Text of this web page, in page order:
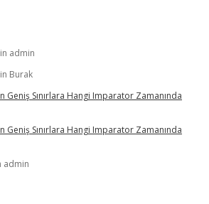
admin
Burak
Geniş Sınırlara Hangi Imparator Zamanında
Geniş Sınırlara Hangi Imparator Zamanında
admin